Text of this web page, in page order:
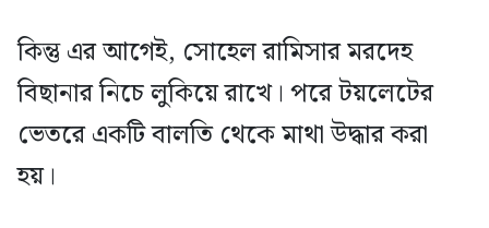
কিন্তু এর আগেই, সোহেল রামিসার মরদেহ
বিছানার নিচে লুকিয়ে রাখে। পরে টয়লেটের
ভেতরে একটি বালতি থেকে মাথা উদ্ধার করা
হয়।